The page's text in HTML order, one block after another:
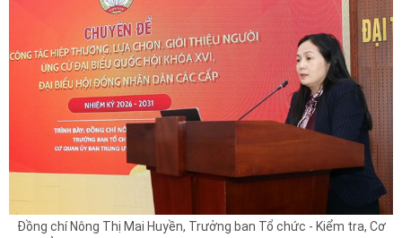
Đồng chí Nông Thị Mai Huyền, Trưởng ban Tổ chức - Kiểm tra, Cơ